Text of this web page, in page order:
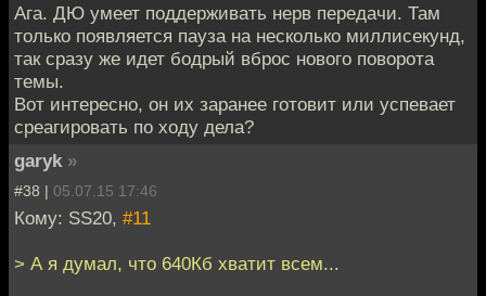
Ага. ДЮ умеет поддерживать нерв передачи. Там
только появляется пауза на несколько миллисекунд,
так сразу же идет бодрый вброс нового поворота
темы.
Вот интересно, он их заранее готовит или успевает
среагировать по ходу дела?
garyk »
#38 | 05.07.15 17:46
Кому: SS20, #11
> А я думал, что 640Кб хватит всем...